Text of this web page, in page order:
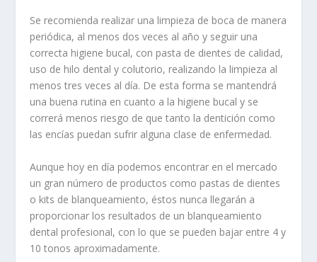
Se recomienda realizar una limpieza de boca de manera
periódica, al menos dos veces al año y seguir una
correcta higiene bucal, con pasta de dientes de calidad,
uso de hilo dental y colutorio, realizando la limpieza al
menos tres veces al día. De esta forma se mantendrá
una buena rutina en cuanto a la higiene bucal y se
correrá menos riesgo de que tanto la dentición como
las encías puedan sufrir alguna clase de enfermedad.
Aunque hoy en día podemos encontrar en el mercado
un gran número de productos como pastas de dientes
o kits de blanqueamiento, éstos nunca llegarán a
proporcionar los resultados de un blanqueamiento
dental profesional, con lo que se pueden bajar entre 4 y
10 tonos aproximadamente.